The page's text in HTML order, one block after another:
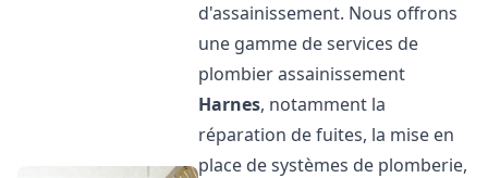
d'assainissement. Nous offrons
une gamme de services de
plombier assainissement
Harnes, notamment la
réparation de fuites, la mise en
place de systèmes de plomberie,